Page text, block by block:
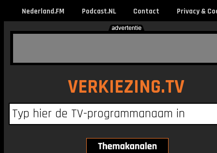
Nederland.FM Podcast.NL Contact Privacy &
VERKIEZING.TV